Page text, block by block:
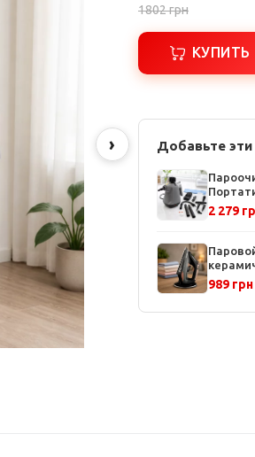
›
1802грн
КУПИТЬ
Добавьте эти
дома,
за 3
2 279
350 мл
989 грн